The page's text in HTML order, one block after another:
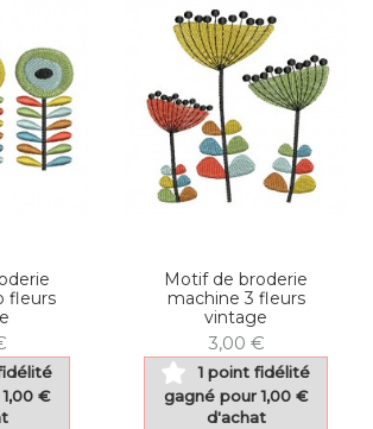
fleurs
€
Motif de broderie
machine 3 fleurs
vintage
3,00 €
1 point fidélité
gagné pour 1,00 €
d'achat